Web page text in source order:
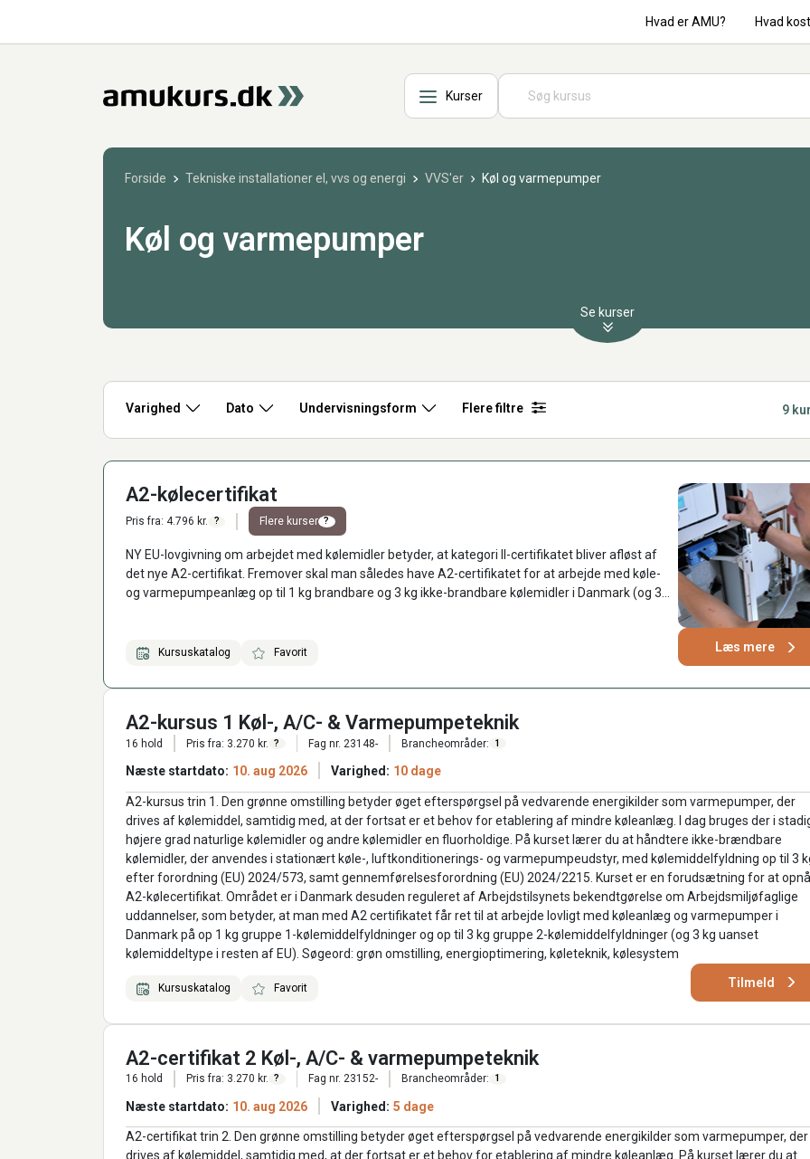
Hvad er AMU? Hvad
Kurser
Forside Tekniske installationer el, vvs og energi VVS'er Køl og varmepumper
Køl og varmepumper
Se kurser
Varighed Dato Undervisningsform Flere filtre 9
A2-kølecertifikat
Pris fra: 4.796 kr. ? Flere kurser ?
NY EU-lovgivning om arbejdet med kølemidler betyder, at kategori II-certifikatet bliver afløst af
det nye A2-certifikat. Fremover skal man således have A2-certifikatet for at arbejde med køle-
og varmepumpeanlæg op til 1 kg brandbare og 3 kg ikke-brandbare kølemidler i Danmark (og 3
Kursuskatalog Favorit Læs mere
A2-kursus 1 Køl-, A/C- & Varmepumpeteknik
16 hold Pris fra: 3.270 kr. ? Fag nr. 23148- Brancheområder: 1
Næste startdato: 10. aug 2026 Varighed: 10 dage
A2-kursus trin 1. Den grønne omstilling betyder øget efterspørgsel på vedvarende energikilder som varmepumper, der
drives af kølemiddel, samtidig med, at der fortsat er et behov for etablering af mindre køleanlæg. I dag bruges der i
højere grad naturlige kølemidler og andre kølemidler en fluorholdige. På kurset lærer du at håndtere ikke-brændbare
kølemidler, der anvendes i stationært køle-, luftkonditionerings- og varmepumpeudstyr, med kølemiddelfyldning op til 3
efter forordning (EU) 2024/573, samt gennemførelsesforordning (EU) 2024/2215. Kurset er en forudsætning for at
A2-kølecertifikat. Området er i Danmark desuden reguleret af Arbejdstilsynets bekendtgørelse om Arbejdsmiljøfaglige
uddannelser, som betyder, at man med A2 certifikatet får ret til at arbejde lovligt med køleanlæg og varmepumper i
Danmark på op 1 kg gruppe 1-kølemiddelfyldninger og op til 3 kg gruppe 2-kølemiddelfyldninger (og 3 kg uanset
kølemiddeltype i resten af EU). Søgeord: grøn omstilling, energioptimering, køleteknik, kølesystem
Kursuskatalog Favorit Tilmeld
A2-certifikat 2 Køl-, A/C- & varmepumpeteknik
16 hold Pris fra: 3.270 kr. ? Fag nr. 23152- Brancheområder: 1
Næste startdato: 10. aug 2026 Varighed: 5 dage
A2-certifikat trin 2. Den grønne omstilling betyder øget efterspørgsel på vedvarende energikilder som varmepumper, der
drives af kølemiddel, samtidig med, at der fortsat er et behov for etablering af mindre køleanlæg. På kurset lærer du at